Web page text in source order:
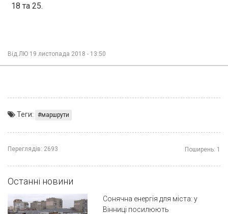
18 та 25.
Від ЛЮ 19 листопада 2018 - 13:50
Теги: маршрути
Переглядів: 2693 Поширень: 1
Останні новини
Сонячна енергія для міста: у
Вінниці посилюють